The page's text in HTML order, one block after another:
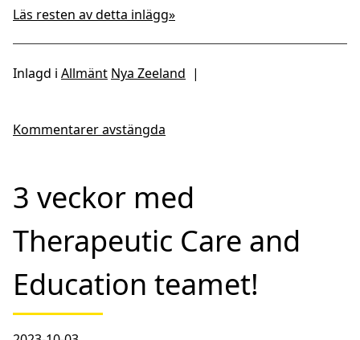
Läs resten av detta inlägg»
Inlagd i Allmänt Nya Zeeland |
Kommentarer avstängda
3 veckor med
Therapeutic Care and
Education teamet!